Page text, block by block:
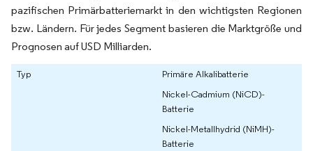
pazifischen Primärbatteriemarkt in den wichtigsten Regionen
bzw. Ländern. Für jedes Segment basieren die Marktgröße und
Prognosen auf USD Milliarden.
Typ
Primäre Alkalibatterie
Nickel-Cadmium (NiCD)-
Batterie
Nickel-Metallhydrid (NiMH)-
Batterie